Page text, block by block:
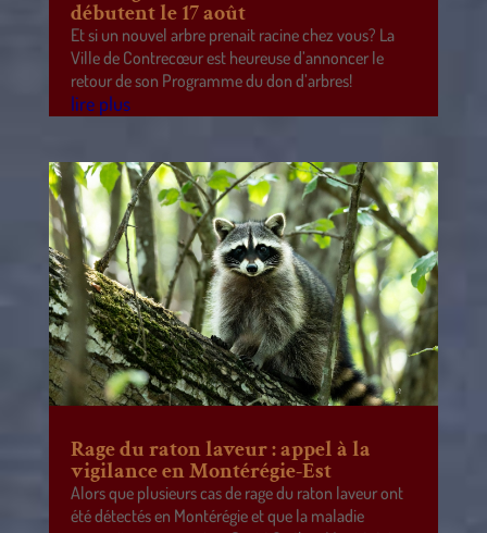
débutent le 17 août
Et si un nouvel arbre prenait racine chez vous? La
Ville de Contrecœur est heureuse d’annoncer le
retour de son Programme du don d’arbres!
lire plus
Rage du raton laveur : appel à la
vigilance en Montérégie-Est
Alors que plusieurs cas de rage du raton laveur ont
été détectés en Montérégie et que la maladie